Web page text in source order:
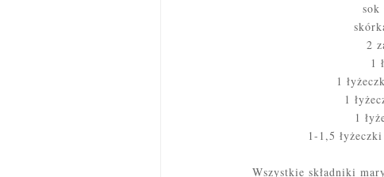
2
1
1
1
1
1-1,5
Wszystkie składniki